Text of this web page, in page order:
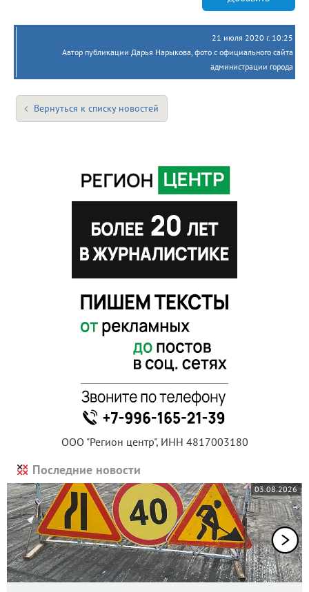
21 июля 2020 г. 10:25
Автор публикации Дарья Нарыкова, фото с официального сайта
администрации города
Вернуться к списку новостей
ООО "Регион центр", ИНН 4817003180
Последние новости
03.08.2026